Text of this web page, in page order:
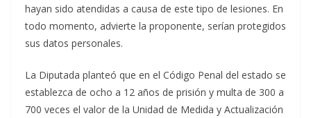
hayan sido atendidas a causa de este tipo de lesiones. En
todo momento, advierte la proponente, serían protegidos
sus datos personales.
La Diputada planteó que en el Código Penal del estado se
establezca de ocho a 12 años de prisión y multa de 300 a
700 veces el valor de la Unidad de Medida y Actualización